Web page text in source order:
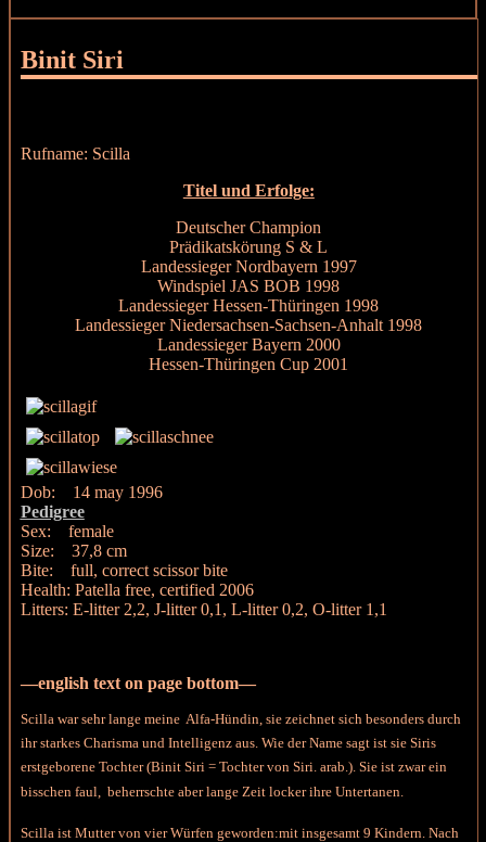
Binit Siri
Rufname: Scilla
Titel und Erfolge:
Deutscher Champion
Prädikatskörung S & L
Landessieger Nordbayern 1997
Windspiel JAS BOB 1998
Landessieger Hessen-Thüringen 1998
Landessieger Niedersachsen-Sachsen-Anhalt 1998
Landessieger Bayern 2000
Hessen-Thüringen Cup 2001
Dob: 14 may 1996
Pedigree
Sex: female
Size: 37,8 cm
Bite: full, correct scissor bite
Health: Patella free, certified 2006
Litters: E-litter 2,2, J-litter 0,1, L-litter 0,2, O-litter 1,1
—english text on page bottom—
Scilla war sehr lange meine Alfa-Hündin, sie zeichnet sich besonders durch
ihr starkes Charisma und Intelligenz aus. Wie der Name sagt ist sie Siris
erstgeborene Tochter (Binit Siri = Tochter von Siri. arab.). Sie ist zwar ein
bisschen faul, beherrschte aber lange Zeit locker ihre Untertanen.
Scilla ist Mutter von vier Würfen geworden:mit insgesamt 9 Kindern. Nach